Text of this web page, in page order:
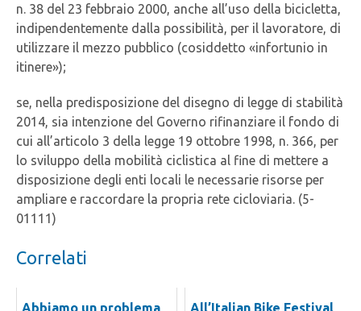
n. 38 del 23 febbraio 2000, anche all’uso della bicicletta,
indipendentemente dalla possibilità, per il lavoratore, di
utilizzare il mezzo pubblico (cosiddetto «infortunio in
itinere»);
se, nella predisposizione del disegno di legge di stabilità
2014, sia intenzione del Governo rifinanziare il fondo di
cui all’articolo 3 della legge 19 ottobre 1998, n. 366, per
lo sviluppo della mobilità ciclistica al fine di mettere a
disposizione degli enti locali le necessarie risorse per
ampliare e raccordare la propria rete cicloviaria. (5-
01111)
Correlati
Abbiamo un problema
All’Italian Bike Festival